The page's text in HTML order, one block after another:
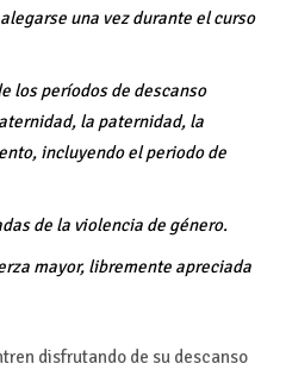
una vez durante el curso
los períodos de descanso
la paternidad, la
incluyendo el periodo de
de la violencia de género.
mayor, libremente apreciada
disfrutando de su descanso